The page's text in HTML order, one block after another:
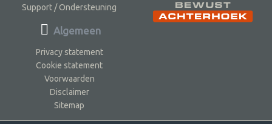
Support / Ondersteuning
Algemeen
Privacy statement
Cookie statement
Voorwaarden
Disclaimer
Sitemap